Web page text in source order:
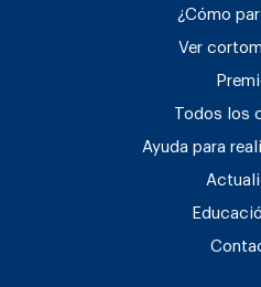
¿Cómo
Ver
Todos los
Ayuda para